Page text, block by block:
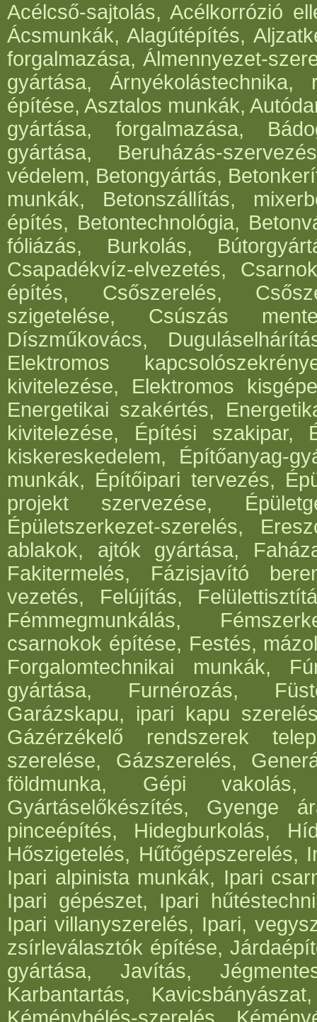
Acélcső-sajtolás, Acélkorrózió
Ácsmunkák, Alagútépítés,
forgalmazása, Álmennyezet-
gyártása, Árnyékolástechnika,
építése, Asztalos munkák,
gyártása, forgalmazása,
gyártása, Beruházás-
védelem, Betongyártás,
munkák, Betonszállítás,
építés, Betontechnológia,
fóliázás, Burkolás,
Csapadékvíz-elvezetés,
építés, Csőszerelés,
szigetelése, Csúszás
Díszműkovács,
Elektromos
kivitelezése, Elektromos
Energetikai szakértés,
kivitelezése, Építési szakipar,
kiskereskedelem, Építőanyag-
munkák, Építőipari tervezés,
projekt szervezése,
Épületszerkezet-szerelés,
ablakok, ajtók gyártása,
Fakitermelés, Fázisjavító
vezetés, Felújítás,
Fémmegmunkálás,
csarnokok építése, Festés,
Forgalomtechnikai munkák,
gyártása, Furnérozás,
Garázskapu, ipari kapu
Gázérzékelő rendszerek
szerelése, Gázszerelés,
földmunka, Gépi vakolás,
Gyártáselőkészítés, Gyenge
pinceépítés, Hidegburkolás,
Hőszigetelés, Hűtőgépszerelés,
Ipari alpinista munkák, Ipari
Ipari gépészet, Ipari
Ipari villanyszerelés, Ipari,
zsírleválasztók építése,
gyártása, Javítás,
Karbantartás,